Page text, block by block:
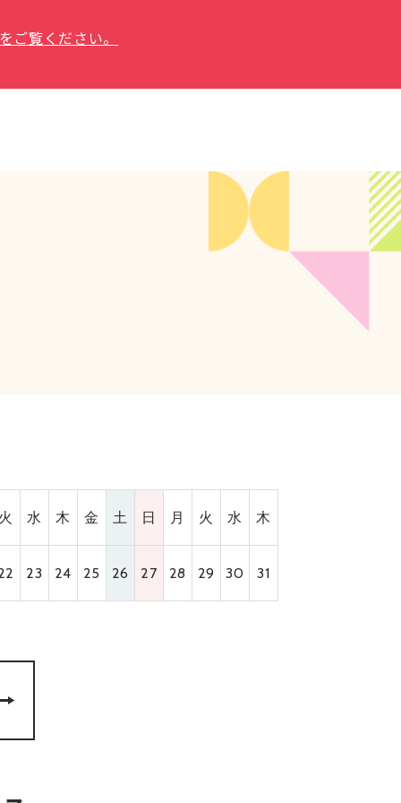
覧ください。
水 木 金 土 日 月 火 水 木
23 24 25 26 27 28 29 30 31